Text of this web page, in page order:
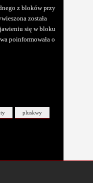
z bloków przy
została
się w bloku
poinformowała o
pluskwy